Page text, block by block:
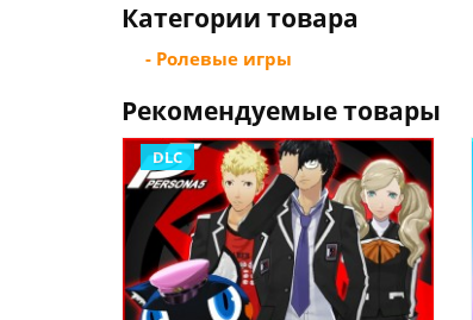
Категории товара
- Ролевые игры
Рекомендуемые товары
DLC